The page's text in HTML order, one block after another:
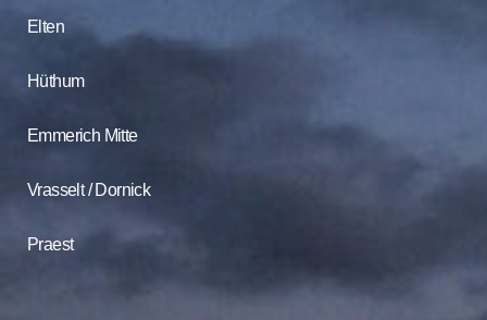
Elten
Hüthum
Emmerich Mitte
Vrasselt / Dornick
Praest